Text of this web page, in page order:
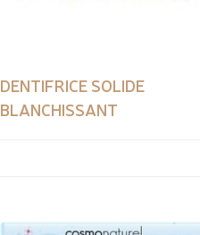
DENTIFRICE SOLIDE
BLANCHISSANT